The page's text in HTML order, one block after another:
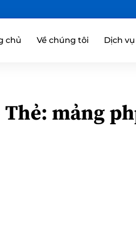
chủ Về chúng tôi Dịch vụ
mảng